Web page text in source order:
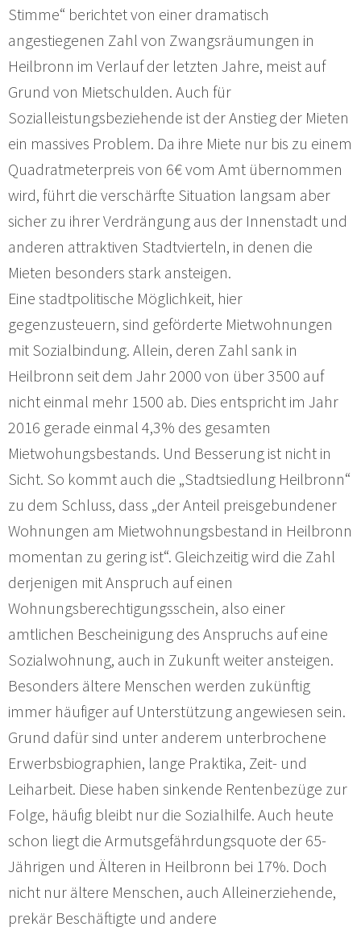
Stimme“ berichtet von einer dramatisch
angestiegenen Zahl von Zwangsräumungen in
Heilbronn im Verlauf der letzten Jahre, meist auf
Grund von Mietschulden. Auch für
Sozialleistungsbeziehende ist der Anstieg der Mieten
ein massives Problem. Da ihre Miete nur bis zu einem
Quadratmeterpreis von 6€ vom Amt übernommen
wird, führt die verschärfte Situation langsam aber
sicher zu ihrer Verdrängung aus der Innenstadt und
anderen attraktiven Stadtvierteln, in denen die
Mieten besonders stark ansteigen.
Eine stadtpolitische Möglichkeit, hier
gegenzusteuern, sind geförderte Mietwohnungen
mit Sozialbindung. Allein, deren Zahl sank in
Heilbronn seit dem Jahr 2000 von über 3500 auf
nicht einmal mehr 1500 ab. Dies entspricht im Jahr
2016 gerade einmal 4,3% des gesamten
Mietwohungsbestands. Und Besserung ist nicht in
Sicht. So kommt auch die „Stadtsiedlung Heilbronn“
zu dem Schluss, dass „der Anteil preisgebundener
Wohnungen am Mietwohnungsbestand in Heilbronn
momentan zu gering ist“. Gleichzeitig wird die Zahl
derjenigen mit Anspruch auf einen
Wohnungsberechtigungsschein, also einer
amtlichen Bescheinigung des Anspruchs auf eine
Sozialwohnung, auch in Zukunft weiter ansteigen.
Besonders ältere Menschen werden zukünftig
immer häufiger auf Unterstützung angewiesen sein.
Grund dafür sind unter anderem unterbrochene
Erwerbsbiographien, lange Praktika, Zeit- und
Leiharbeit. Diese haben sinkende Rentenbezüge zur
Folge, häufig bleibt nur die Sozialhilfe. Auch heute
schon liegt die Armutsgefährdungsquote der 65-
Jährigen und Älteren in Heilbronn bei 17%. Doch
nicht nur ältere Menschen, auch Alleinerziehende,
prekär Beschäftigte und andere